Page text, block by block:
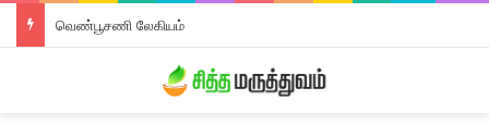
வெண்பூசணி லேகியம்